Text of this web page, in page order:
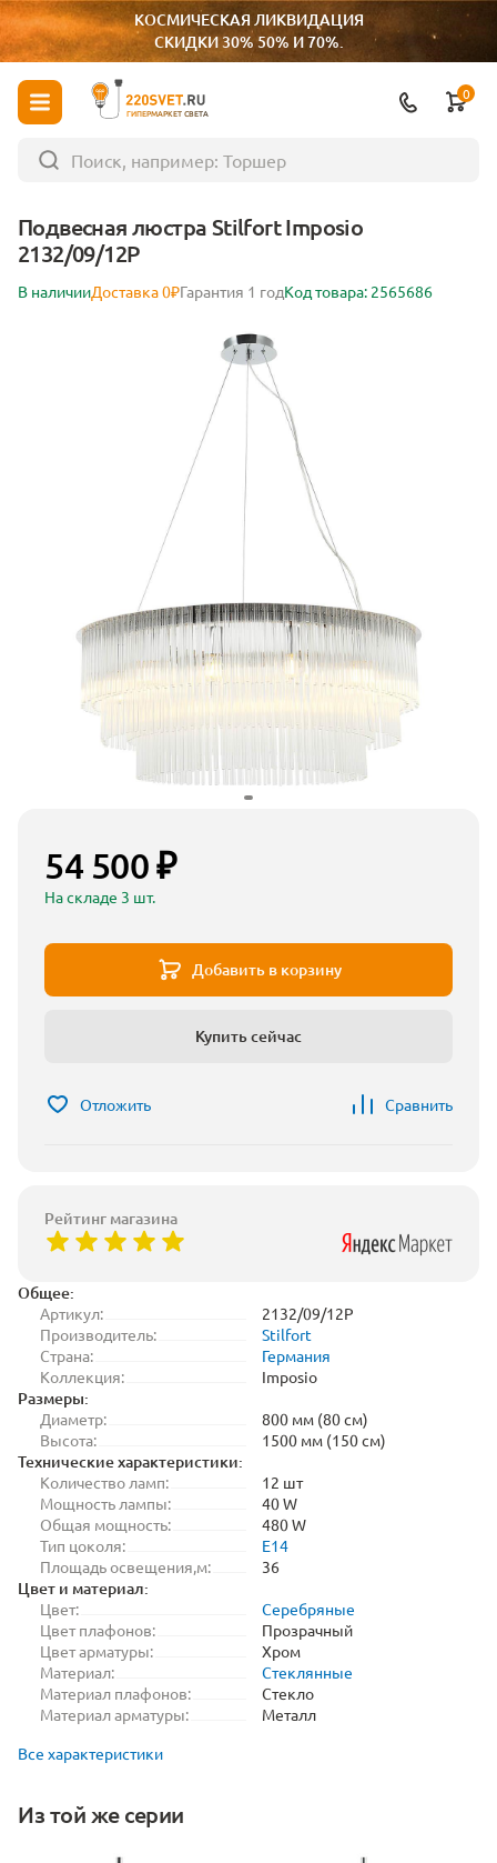
КОСМИЧЕСКАЯ ЛИКВИДАЦИЯ
СКИДКИ 30% 50% И 70%.
ГИПЕРМАРКЕТ СВЕТА
0
Подвесная люстра Stilfort Imposio
2132/09/12P
В наличииДоставка 0₽Гарантия 1 годКод товара: 2565686
Общее:
Артикул:
2132/09/12P
Производитель:
Stilfort
Страна:
Германия
Коллекция:
Imposio
Размеры:
Диаметр:
800 мм (80 см)
Высота:
1500 мм (150 см)
Технические характеристики:
Количество ламп:
12 шт
Мощность лампы:
40 W
Общая мощность:
480 W
Тип цоколя:
E14
Площадь освещения,м:
36
Цвет и материал:
Цвет:
Серебряные
Цвет плафонов:
Прозрачный
Цвет арматуры:
Хром
Материал:
Стеклянные
Материал плафонов:
Стекло
Материал арматуры:
Металл
Все характеристики
Из той же серии
54 500 ₽
На складе 3 шт.
Добавить в корзину
Купить сейчас
Отложить Сравнить
Рейтинг магазина